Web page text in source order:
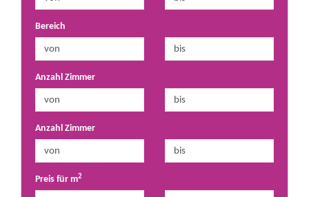
Bereich
Anzahl Zimmer
Anzahl Zimmer
Preis für m2